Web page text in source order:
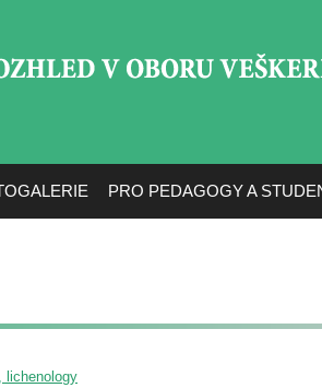
PRO PEDAGOGY A
lichenology